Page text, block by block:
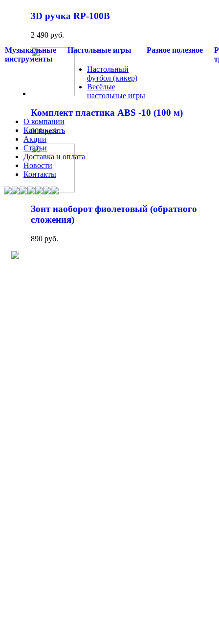
3D ручка RP-100B
2 490 руб.
Комплект пластика ABS -10 (100 м)
800 руб.
Зонт наоборот фиолетовый (обратного
сложения)
890 руб.
Музыкальные
инструменты
Настольные игры
Настольный
футбол (кикер)
Весёлые
настольные игры
Разное полезное
О компании
Как заказать
Акции
Статьи
Доставка и оплата
Новости
Контакты